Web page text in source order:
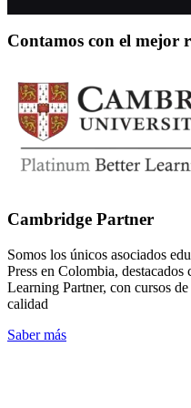
Contamos con el mejor
Cambridge Partner
Somos los únicos asociados
Press en Colombia,
Learning Partner, con cursos
calidad
Saber más